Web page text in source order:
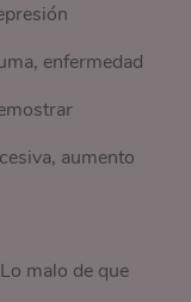
enfermedad
aumento
malo de que